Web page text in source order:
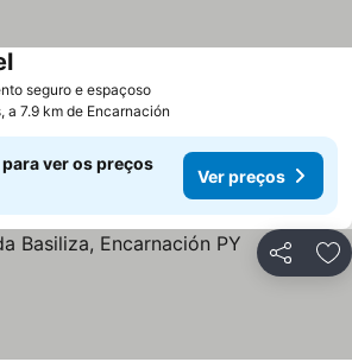
seguro e espaçoso
a 7.9 km de Encarnación
ver os preços
Ver preços
Partilhar